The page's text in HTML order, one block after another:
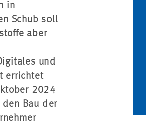
in
Schub soll
aber
und
errichtet
2024
den Bau der